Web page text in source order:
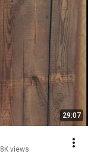
29:07
views